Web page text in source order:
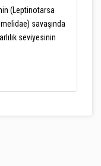
(Leptinotarsa
savaşında
seviyesinin